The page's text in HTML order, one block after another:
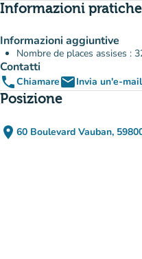
Informazioni pratiche
Informazioni aggiuntive
Nombre de places assises :
Contatti
phoneChiamareemailInvia un'e-mail
Posizione
place 60 Boulevard Vauban,(apri in
(nuova